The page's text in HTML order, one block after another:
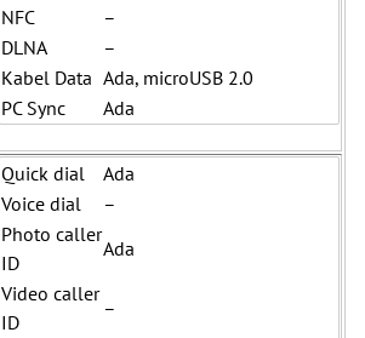
NFC
–
DLNA
–
Kabel Data Ada, microUSB 2.0
PC Sync
Ada
Quick dial
Ada
Voice dial
–
Photo caller
ID
Ada
Video caller
ID
–